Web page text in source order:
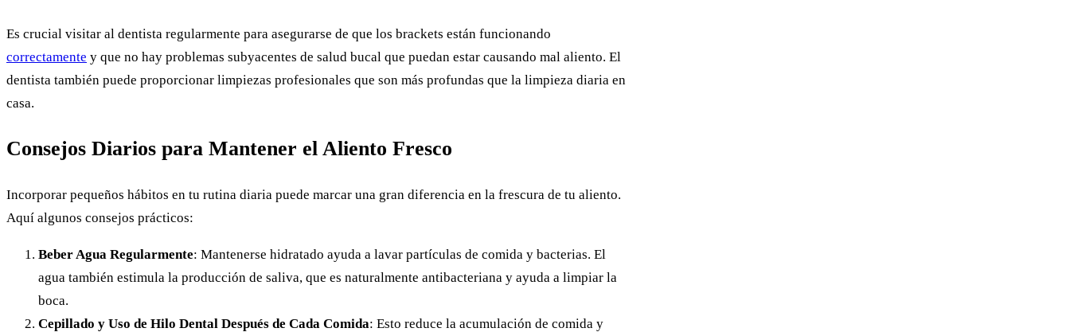
Es crucial visitar al dentista regularmente para asegurarse de que los brackets están funcionando
correctamente y que no hay problemas subyacentes de salud bucal que puedan estar causando mal aliento. El
dentista también puede proporcionar limpiezas profesionales que son más profundas que la limpieza diaria en
casa.
Consejos Diarios para Mantener el Aliento Fresco
Incorporar pequeños hábitos en tu rutina diaria puede marcar una gran diferencia en la frescura de tu aliento.
Aquí algunos consejos prácticos:
Beber Agua Regularmente: Mantenerse hidratado ayuda a lavar partículas de comida y bacterias. El
agua también estimula la producción de saliva, que es naturalmente antibacteriana y ayuda a limpiar la
boca.
Cepillado y Uso de Hilo Dental Después de Cada Comida: Esto reduce la acumulación de comida y